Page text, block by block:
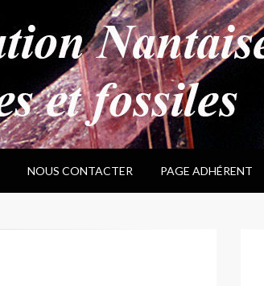
NOUS CONTACTER PAGE ADHÉRENT